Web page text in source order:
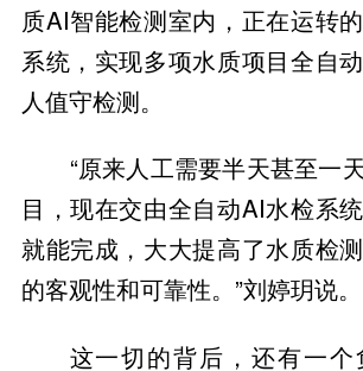
质AI智能检测室内，正在运转
系统，实现多项水质项目全自
人值守检测。
“原来人工需要半天甚至一
目，现在交由全自动AI水检系
就能完成，大大提高了水质检
的客观性和可靠性。”刘婷玥说。
这一切的背后，还有一